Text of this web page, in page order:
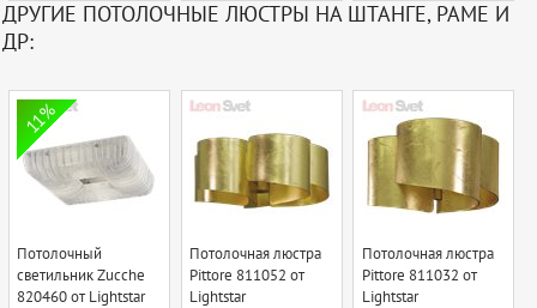
ДРУГИЕ ПОТОЛОЧНЫЕ ЛЮСТРЫ НА ШТАНГЕ, РАМЕ И
ДР:
11%
Потолочный
светильник Zucche
820460 от Lightstar
Потолочная люстра
Pittore 811052 от
Lightstar
Потолочная люстра
Pittore 811032 от
Lightstar